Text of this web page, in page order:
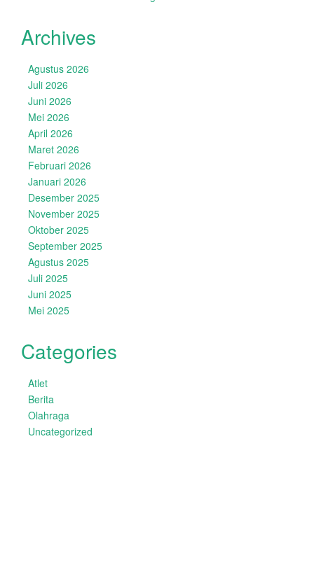
Archives
Agustus 2026
Juli 2026
Juni 2026
Mei 2026
April 2026
Maret 2026
Februari 2026
Januari 2026
Desember 2025
November 2025
Oktober 2025
September 2025
Agustus 2025
Juli 2025
Juni 2025
Mei 2025
Categories
Atlet
Berita
Olahraga
Uncategorized